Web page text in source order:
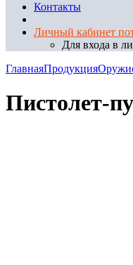
Контакты
Личный кабинет
Для входа в
ГлавнаяПродукция
Пистолет-